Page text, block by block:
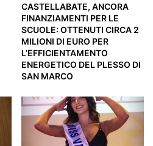
CASTELLABATE, ANCORA
FINANZIAMENTI PER LE
SCUOLE: OTTENUTI CIRCA 2
MILIONI DI EURO PER
L’EFFICIENTAMENTO
ENERGETICO DEL PLESSO DI
SAN MARCO